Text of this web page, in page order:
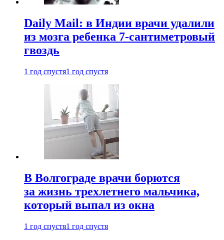
Daily Mail: в Индии врачи удалили
из мозга ребенка 7-сантиметровый
гвоздь
1 год спустя1 год спустя
В Волгограде врачи борются
за жизнь трехлетнего мальчика,
который выпал из окна
1 год спустя1 год спустя